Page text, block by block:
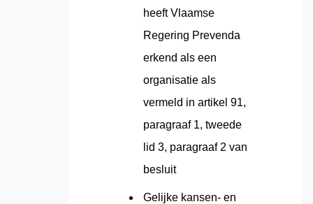
heeft Vlaamse
Regering Prevenda
erkend als een
organisatie als
vermeld in artikel 91,
paragraaf 1, tweede
lid 3, paragraaf 2 van
besluit
Gelijke kansen- en